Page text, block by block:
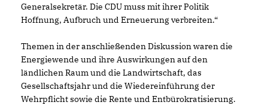
Generalsekretär. Die CDU muss mit ihrer Politik
Hoffnung, Aufbruch und Erneuerung verbreiten.“
Themen in der anschließenden Diskussion waren die
Energiewende und ihre Auswirkungen auf den
ländlichen Raum und die Landwirtschaft, das
Gesellschaftsjahr und die Wiedereinführung der
Wehrpflicht sowie die Rente und Entbürokratisierung.